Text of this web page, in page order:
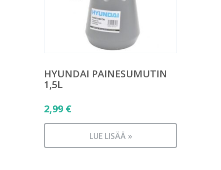
HYUNDAI PAINESUMUTIN
1,5L
2,99 €
LUE LISÄÄ »